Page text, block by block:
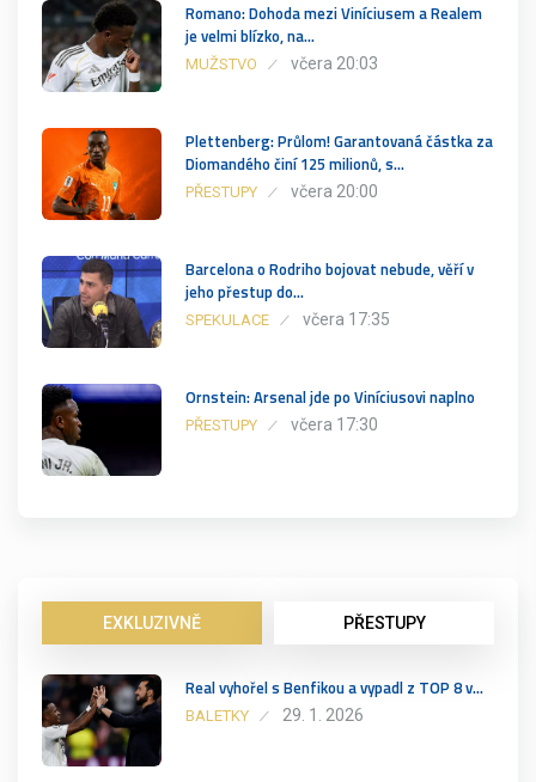
Romano: Dohoda mezi Viníciusem a Realem
je velmi blízko, na…
MUŽSTVO včera 20:03
Plettenberg: Průlom! Garantovaná částka za
Diomandého činí 125 milionů, s…
PŘESTUPY včera 20:00
Barcelona o Rodriho bojovat nebude, věří v
jeho přestup do…
SPEKULACE včera 17:35
Ornstein: Arsenal jde po Viníciusovi naplno
PŘESTUPY včera 17:30
EXKLUZIVNĚ PŘESTUPY
Real vyhořel s Benfikou a vypadl z TOP 8 v…
BALETKY 29. 1. 2026